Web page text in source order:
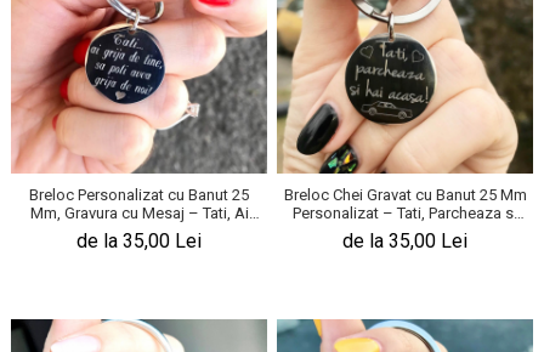
Breloc Personalizat cu Banut 25
Mm, Gravura cu Mesaj – Tati, Ai
Grija!
de la 35,00 Lei
Breloc Chei Gravat cu Banut 25 Mm
Personalizat – Tati, Parcheaza si
Hai Acasa!
de la 35,00 Lei